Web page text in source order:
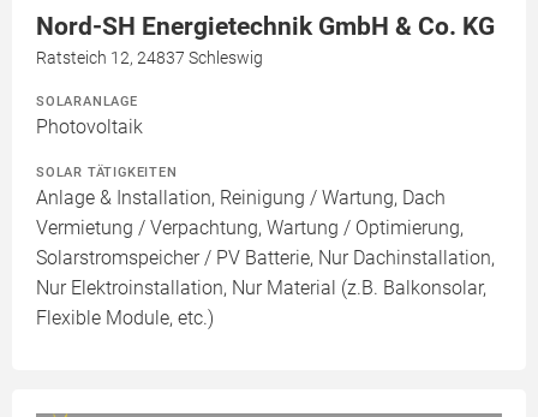
Nord-SH Energietechnik GmbH & Co. KG
Ratsteich 12, 24837 Schleswig
SOLARANLAGE
Photovoltaik
SOLAR TÄTIGKEITEN
Anlage & Installation, Reinigung / Wartung, Dach
Vermietung / Verpachtung, Wartung / Optimierung,
Solarstromspeicher / PV Batterie, Nur Dachinstallation,
Nur Elektroinstallation, Nur Material (z.B. Balkonsolar,
Flexible Module, etc.)